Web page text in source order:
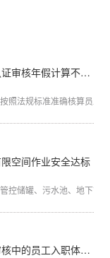
深圳创思维企业解决工厂RBA认证审核年假计算不准确
照法规标准准确核算员工
空间作业安全达标
控储罐、污水池、地下管
深圳创思维企业处理RBA认证审核中的员工入职体检缺失